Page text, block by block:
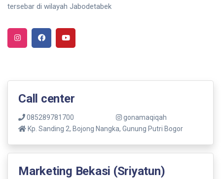
tersebar di wilayah Jabodetabek
Call center
085289781700
gonamaqiqah
Kp. Sanding 2, Bojong Nangka, Gunung Putri Bogor
Marketing Bekasi (Sriyatun)